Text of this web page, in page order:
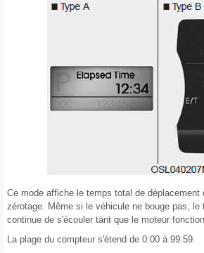
Ce mode affiche le temps total de déplacement
zérotage. Même si le véhicule ne bouge pas, le
continue de s'écouler tant que le moteur
La plage du compteur s'étend de 0:00 à 99:59.